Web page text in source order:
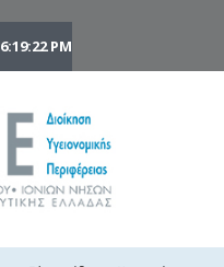
6:19:22 PM
6η